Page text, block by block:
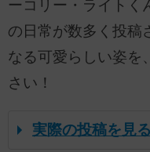
ーコリー・ライトく
の日常が数多く投稿
なる可愛らしい姿を
さい！
実際の投稿を見る